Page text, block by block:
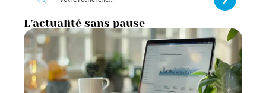
L’actualité sans pause